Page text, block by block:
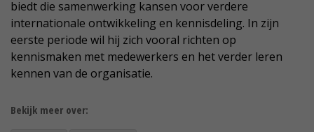
biedt die samenwerking kansen voor verdere
internationale ontwikkeling en kennisdeling. In zijn
eerste periode wil hij zich vooral richten op
kennismaken met medewerkers en het verder leren
kennen van de organisatie.
Bekijk meer over: